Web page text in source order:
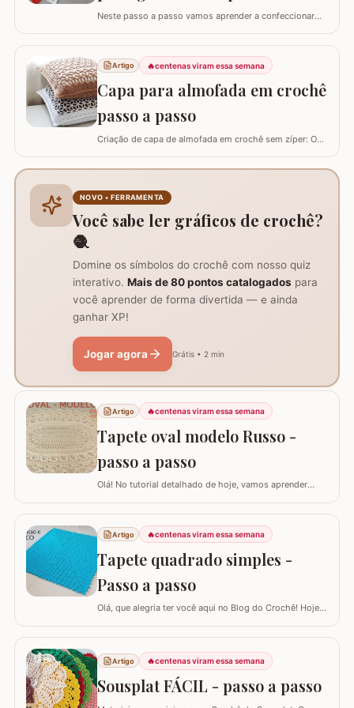
Neste passo a passo vamos aprender a confeccionar
utilizar esta flor sem relevo para que não atrapalhe se
precisar colocar algo em cima. Para este trabalho
utilizei os fios Duna da Círculo S.A. Você pode utilizar os
fios Barroco maxcolor, Barroco…
Artigo 🔥centenas viram essa semana
Capa para almofada em crochê
passo a passo
Criação de capa de almofada em crochê sem zíper: O
prática para lavar e versátil, usando crochê com fio de
Materiais necessários para o projeto: São
imprescindíveis fio de algodão nº6, agulha de…
NOVO • FERRAMENTA
Você sabe ler gráficos de crochê?
🧶
Domine os símbolos do crochê com nosso quiz
interativo. Mais de 80 pontos catalogados para
você aprender de forma divertida — e ainda
ganhar XP!
Jogar agora Grátis • 2 min
Artigo 🔥centenas viram essa semana
Tapete oval modelo Russo -
passo a passo
Olá! No tutorial detalhado de hoje, vamos aprender
RUSSO. Recentemente, postamos aqui no blog a versão
redonda deste modelo, e você pode conferir clicando
AQUI. Este é um trabalho clássico que combina com
vários ambientes e é uma excelente…
Artigo 🔥centenas viram essa semana
Tapete quadrado simples -
Passo a passo
Olá, que alegria ter você aqui no Blog do Crochê! Hoje
juntos o TAPETE QUADRADO SIMPLES. Este é um
modelo clássico, super fácil de executar e muito
versátil, pois permite que você adapte o tamanho
conforme a sua necessidade, garantindo que o…
Artigo 🔥centenas viram essa semana
Sousplat FÁCIL - passo a passo